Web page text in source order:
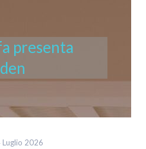
presenta
Luglio 2026